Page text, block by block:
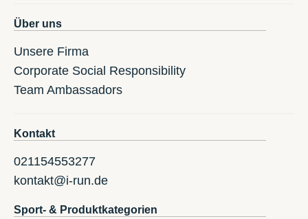
Über uns
Unsere Firma
Corporate Social Responsibility
Team Ambassadors
Kontakt
021154553277
kontakt@i-run.de
Sport- & Produktkategorien